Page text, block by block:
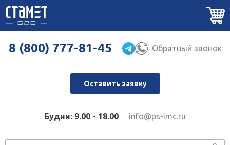
8 (800) 777-81-45 Обратный звонок
Оставить заявку
Будни: 9.00 - 18.00 info@ps-imc.ru